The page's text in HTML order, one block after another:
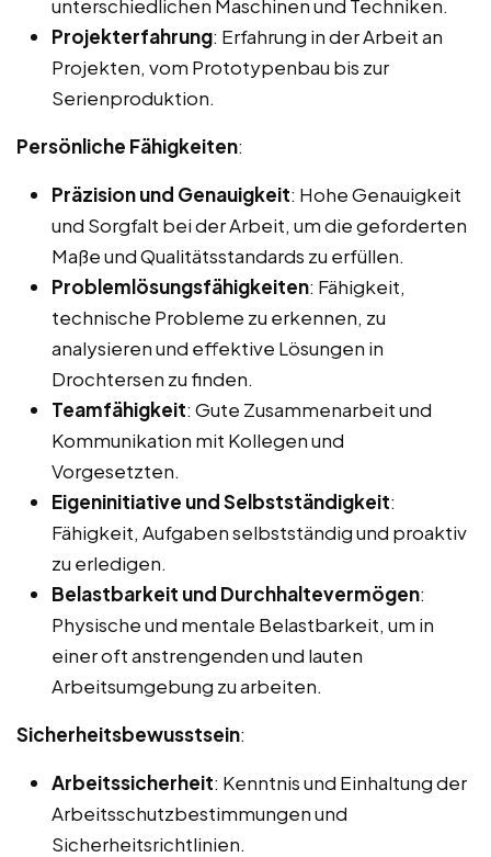
unterschiedlichen Maschinen und Techniken.
Projekterfahrung: Erfahrung in der Arbeit an
Projekten, vom Prototypenbau bis zur
Serienproduktion.
Persönliche Fähigkeiten:
Präzision und Genauigkeit: Hohe Genauigkeit
und Sorgfalt bei der Arbeit, um die geforderten
Maße und Qualitätsstandards zu erfüllen.
Problemlösungsfähigkeiten: Fähigkeit,
technische Probleme zu erkennen, zu
analysieren und effektive Lösungen in
Drochtersen zu finden.
Teamfähigkeit: Gute Zusammenarbeit und
Kommunikation mit Kollegen und
Vorgesetzten.
Eigeninitiative und Selbstständigkeit:
Fähigkeit, Aufgaben selbstständig und proaktiv
zu erledigen.
Belastbarkeit und Durchhaltevermögen:
Physische und mentale Belastbarkeit, um in
einer oft anstrengenden und lauten
Arbeitsumgebung zu arbeiten.
Sicherheitsbewusstsein:
Arbeitssicherheit: Kenntnis und Einhaltung der
Arbeitsschutzbestimmungen und
Sicherheitsrichtlinien.